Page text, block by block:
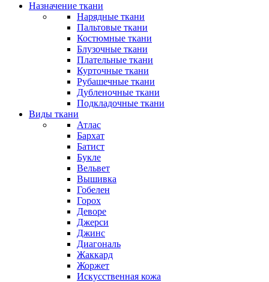
Назначение ткани
Нарядные ткани
Пальтовые ткани
Костюмные ткани
Блузочные ткани
Плательные ткани
Курточные ткани
Рубашечные ткани
Дубленочные ткани
Подкладочные ткани
Виды ткани
Атлас
Бархат
Батист
Букле
Вельвет
Вышивка
Гобелен
Горох
Деворе
Джерси
Джинс
Диагональ
Жаккард
Жоржет
Искусственная кожа